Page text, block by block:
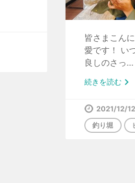
皆さまこん
愛です！ い
良しのさっ…
続きを読む
2021/12/12
釣り堀